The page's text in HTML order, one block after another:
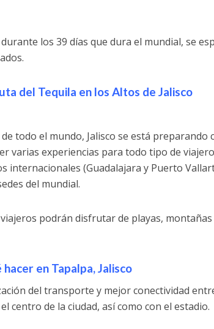
los 39 días que dura el mundial, se
del Tequila en los Altos de Jalisco
todo el mundo, Jalisco se está preparando
varias experiencias para todo tipo de
internacionales (Guadalajara y Puerto
del mundial.
podrán disfrutar de playas,
en Tapalpa, Jalisco
del transporte y mejor conectividad
centro de la ciudad, así como con el